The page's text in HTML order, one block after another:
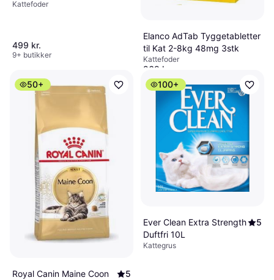
Kattefoder
499 kr.
9+ butikker
Elanco AdTab Tyggetabletter
til Kat 2-8kg 48mg 3stk
Kattefoder
269 kr.
9+ butikker
50+
Royal Canin Maine Coon
5
100+
Ever Clean Extra Strength
Duftfri 10L
5
Kattegrus